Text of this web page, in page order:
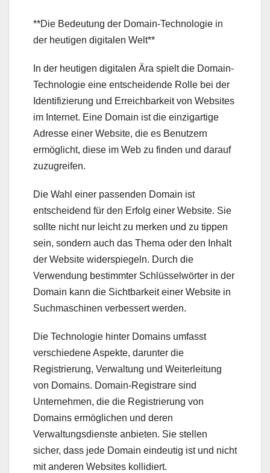
**Die Bedeutung der Domain-Technologie in
der heutigen digitalen Welt**
In der heutigen digitalen Ära spielt die Domain-
Technologie eine entscheidende Rolle bei der
Identifizierung und Erreichbarkeit von Websites
im Internet. Eine Domain ist die einzigartige
Adresse einer Website, die es Benutzern
ermöglicht, diese im Web zu finden und darauf
zuzugreifen.
Die Wahl einer passenden Domain ist
entscheidend für den Erfolg einer Website. Sie
sollte nicht nur leicht zu merken und zu tippen
sein, sondern auch das Thema oder den Inhalt
der Website widerspiegeln. Durch die
Verwendung bestimmter Schlüsselwörter in der
Domain kann die Sichtbarkeit einer Website in
Suchmaschinen verbessert werden.
Die Technologie hinter Domains umfasst
verschiedene Aspekte, darunter die
Registrierung, Verwaltung und Weiterleitung
von Domains. Domain-Registrare sind
Unternehmen, die die Registrierung von
Domains ermöglichen und deren
Verwaltungsdienste anbieten. Sie stellen
sicher, dass jede Domain eindeutig ist und nicht
mit anderen Websites kollidiert.